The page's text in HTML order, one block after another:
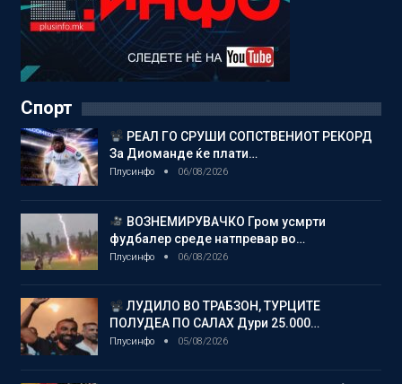
Спорт
РЕАЛ ГО СРУШИ СОПСТВЕНИОТ РЕКОРД
За Диоманде ќе плати…
Плусинфо 06/08/2026
ВОЗНЕМИРУВАЧКО Гром усмрти
фудбалер среде натпревар во…
Плусинфо 06/08/2026
ЛУДИЛО ВО ТРАБЗОН, ТУРЦИТЕ
ПОЛУДЕА ПО САЛАХ Дури 25.000…
Плусинфо 05/08/2026